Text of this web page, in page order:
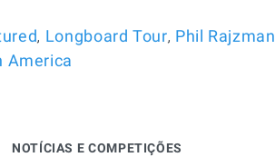
, Longboard Tour, Phil Rajzman
America
NOTÍCIAS E COMPETIÇÕES